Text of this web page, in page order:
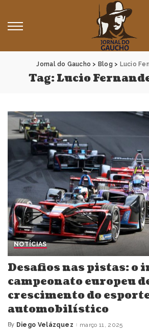
Jornal do Gaucho > Blog > Lucio
Tag:Lucio
NOTÍCIAS
Desafios nas pistas: o
campeonato europeu
crescimento do
automobilístico
Posted
By Diego Velázquez março 11, 2025